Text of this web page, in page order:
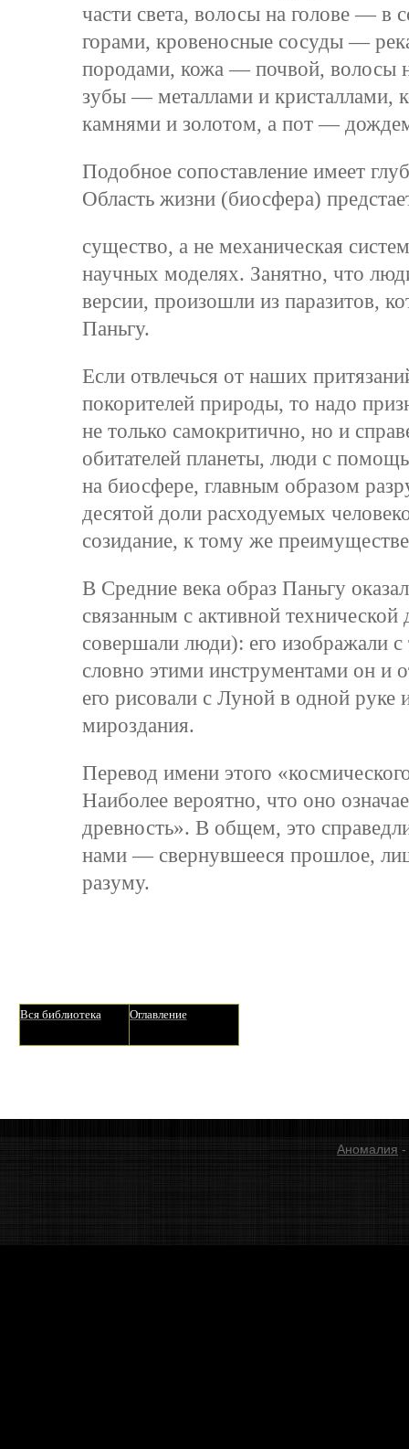
части света, волосы на голове — в
горами, кровеносные сосуды —
породами, кожа — почвой, волосы
зубы — металлами и кристаллами,
камнями и золотом, а пот —
Подобное сопоставление имеет
Область жизни (биосфера)
существо, а не механическая
научных моделях. Занятно, что
версии, произошли из паразитов,
Паньгу.
Если отвлечься от наших
покорителей природы, то надо
не только самокритично, но и
обитателей планеты, люди с
на биосфере, главным образом
десятой доли расходуемых
созидание, к тому же
В Средние века образ Паньгу
связанным с активной
совершали люди): его изображали
словно этими инструментами он и
его рисовали с Луной в одной
мироздания.
Перевод имени этого
Наиболее вероятно, что оно
древность». В общем, это
нами — свернувшееся прошлое,
разуму.
Вся библиотека Оглавление
Аномалия -